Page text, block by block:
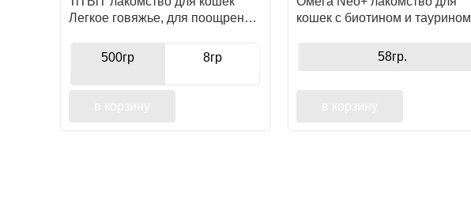
Легкое говяжье, для поощрения,
500гр
8гр
кошек с биотином и таурином
58гр.